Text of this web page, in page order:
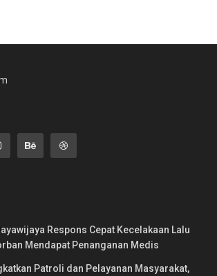
Respons Cepat Kecelakaan Lalu
Mendapat Penanganan Medis
Patroli dan Pelayanan Masyarakat,